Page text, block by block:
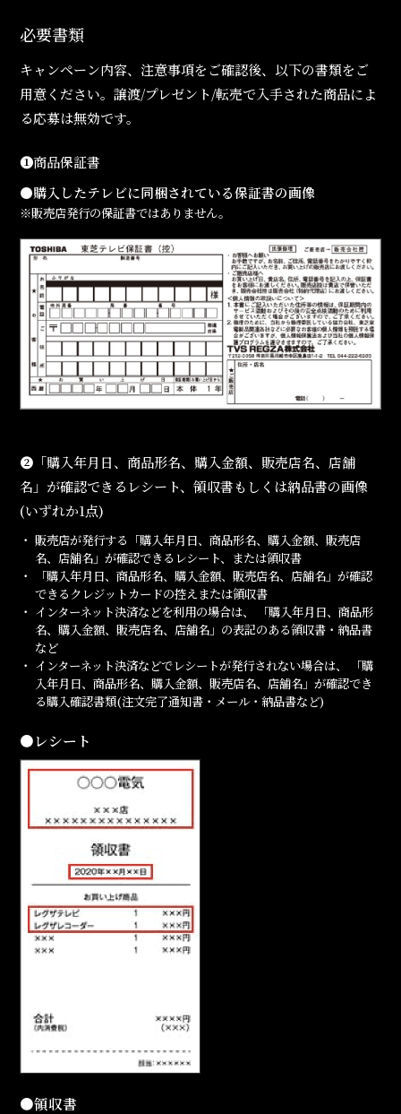
必要書類
キャンペーン内容、注意事項をご確認後、以下の書類をご
用意ください。譲渡/プレゼント/転売で入手された商品によ
る応募は無効です。
❶商品保証書
●購入したテレビに同梱されている保証書の画像
※販売店発⾏の保証書ではありません。
❷ 「購入年月日、商品形名、購入金額、販売店名、店舗
名」が確認できるレシート、領収書もしくは納品書の画像
(いずれか1点)
販売店が発行する「購入年月日、商品形名、購入金額、販売店
名、店舗名」が確認できるレシート、または領収書
「購入年月日、商品形名、購入金額、販売店名、店舗名」が確認
できるクレジットカードの控えまたは領収書
インターネット決済などを利用の場合は、 「購入年月日、商品形
名、購入金額、販売店名、店舗名」の表記のある領収書・納品書
など
インターネット決済などでレシートが発行されない場合は、 「購
入年月日、商品形名、購入金額、販売店名、店舗名」が確認でき
る購入確認書類(注文完了通知書・メール・納品書など)
●レシート
●領収書